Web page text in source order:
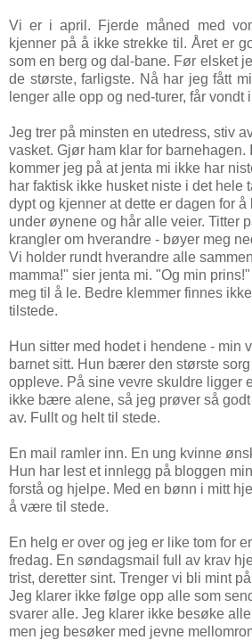
Vi er i april. Fjerde måned med
kjenner på å ikke strekke til. Året er
som en berg og dal-bane. Før elsket
de største, farligste. Nå har jeg fått
lenger alle opp og ned-turer, får vondt
Jeg trer på minsten en utedress, stiv
vasket. Gjør ham klar for barnehagen.
kommer jeg på at jenta mi ikke har
har faktisk ikke husket niste i det hele
dypt og kjenner at dette er dagen for
under øynene og hår alle veier. Titter
krangler om hverandre - bøyer meg
Vi holder rundt hverandre alle
mamma!" sier jenta mi. "Og min
meg til å le. Bedre klemmer finnes
tilstede.
Hun sitter med hodet i hendene - min
barnet sitt. Hun bærer den største
oppleve. På sine vevre skuldre ligger
ikke bære alene, så jeg prøver så
av. Fullt og helt til stede.
En mail ramler inn. En ung kvinne
Hun har lest et innlegg på bloggen
forstå og hjelpe. Med en bønn i mitt
å være til stede.
En helg er over og jeg er like tom for
fredag. En søndagsmail full av krav
trist, deretter sint. Trenger vi bli mint
Jeg klarer ikke følge opp alle som
svarer alle. Jeg klarer ikke besøke
men jeg besøker med jevne